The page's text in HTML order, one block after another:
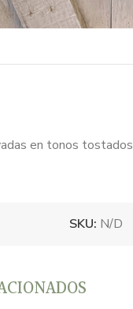
en tonos tostados
SKU: N/D